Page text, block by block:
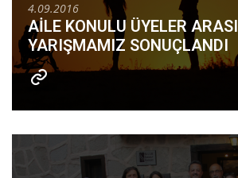
4.09.2016
AİLE KONULU ÜYELER ARASI
YARIŞMAMIZ SONUÇLANDI